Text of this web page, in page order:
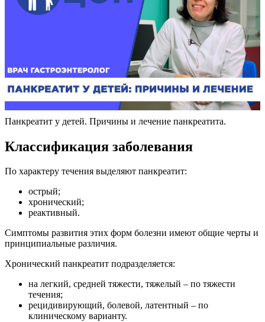
Панкреатит у детей. Причины и лечение панкреатита.
Классификация заболевания
По характеру течения выделяют панкреатит:
острый;
хронический;
реактивный.
Симптомы развития этих форм болезни имеют общие черты и
принципиальные различия.
Хронический панкреатит подразделяется:
на легкий, средней тяжести, тяжелый – по тяжести
течения;
рецидивирующий, болевой, латентный – по
клиническому варианту.